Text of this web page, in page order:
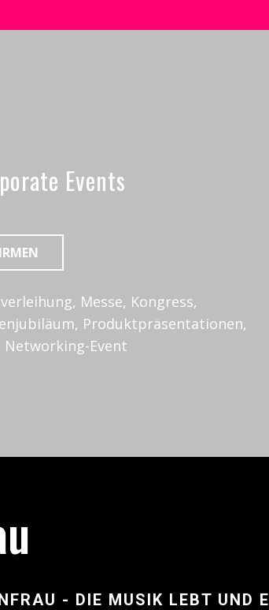
Events
Messe, Kongress,
Produktpräsentationen,
Networking-Event
- DIE MUSIK LEBT UND